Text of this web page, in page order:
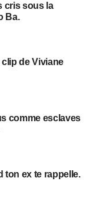
cris sous la
Ba.
de Viviane
comme esclaves
ton ex te rappelle.